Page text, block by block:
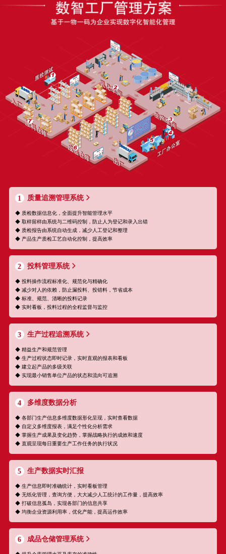
1 质量追溯管理系统
◆ 质检数据信息化，全面提升智能管理水平
◆ 取样留样由系统与二维码控制，防止人为登记和录入出错
◆ 质检报告由系统自动生成，减少人工登记和整理
◆ 产品生产质检工艺自动化控制，提高效率
2 投料管理系统
◆ 投料操作流程标准化、规范化与精确化
◆ 减少对人的依赖，防止漏投料、投错料，节省成本
◆ 标准、规范、清晰的投料记录
◆ 实时看板，投料过程的全程监督与监控
3 生产过程追溯系统
◆ 精益生产和规范管理
◆ 生产过程状态即时记录，实时直观的报表和看板
◆ 建立起产品的多级关联
◆ 实现最小销售单位产品的状态和流向可追溯
4 多维度数据分析
◆ 各部门生产信息多维度数据形化呈现，实时查看数据
◆ 自定义多维度报表，满足个性化分析需求
◆ 掌握生产成果及变化趋势，掌握战略执行的成效和速度
◆ 直观呈现每日重要生产工作任务的执行状况
5 生产数据实时汇报
◆ 生产信息即时准确统计，实时看板管理
◆ 无纸化管理，查询方便，大大减少人工统计的工作量，提高效率
◆ 打破信息孤岛，实现各部门的信息共享
◆ 均衡企业资源利用率，优化产能，提高运作效率
6 成品仓储管理系统